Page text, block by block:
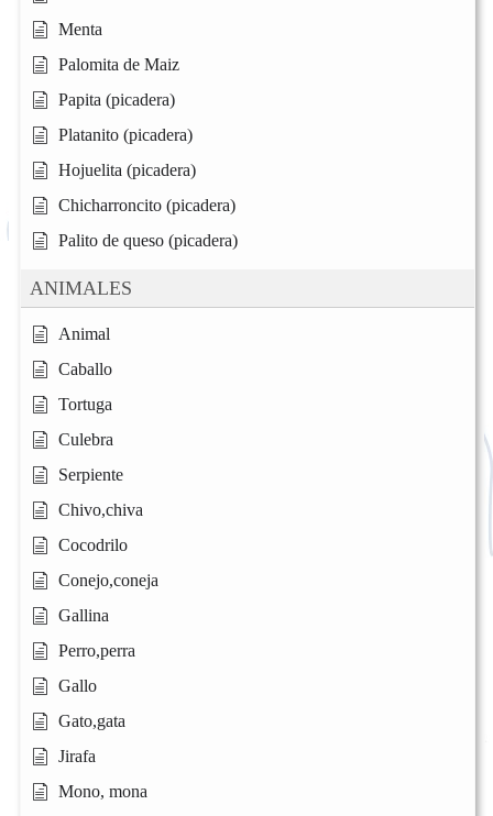
Menta
Palomita de Maiz
Papita (picadera)
Platanito (picadera)
Hojuelita (picadera)
Chicharroncito (picadera)
Palito de queso (picadera)
ANIMALES
Animal
Caballo
Tortuga
Culebra
Serpiente
Chivo,chiva
Cocodrilo
Conejo,coneja
Gallina
Perro,perra
Gallo
Gato,gata
Jirafa
Mono, mona